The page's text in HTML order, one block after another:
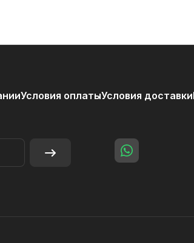
Условия оплатыУсловия доставки